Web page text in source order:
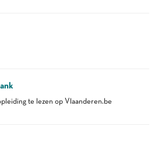
te lezen op Vlaanderen.be